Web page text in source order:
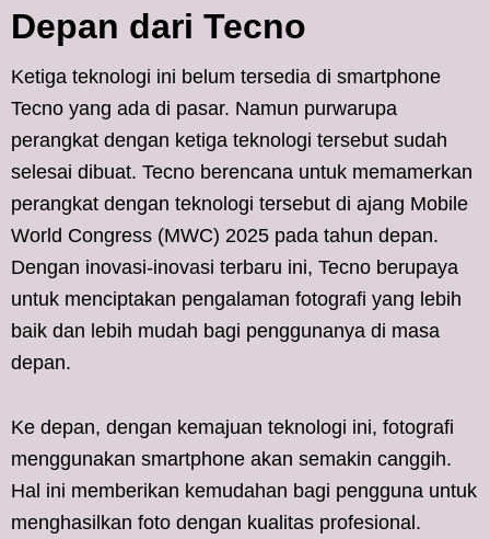
Depan dari Tecno
Ketiga teknologi ini belum tersedia di smartphone
Tecno yang ada di pasar. Namun purwarupa
perangkat dengan ketiga teknologi tersebut sudah
selesai dibuat. Tecno berencana untuk memamerkan
perangkat dengan teknologi tersebut di ajang Mobile
World Congress (MWC) 2025 pada tahun depan.
Dengan inovasi-inovasi terbaru ini, Tecno berupaya
untuk menciptakan pengalaman fotografi yang lebih
baik dan lebih mudah bagi penggunanya di masa
depan.
Ke depan, dengan kemajuan teknologi ini, fotografi
menggunakan smartphone akan semakin canggih.
Hal ini memberikan kemudahan bagi pengguna untuk
menghasilkan foto dengan kualitas profesional.